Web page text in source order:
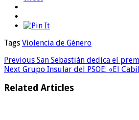
Tags Violencia de Género
Previous San Sebastián dedica el
Next Grupo Insular del PSOE: «El
Related Articles